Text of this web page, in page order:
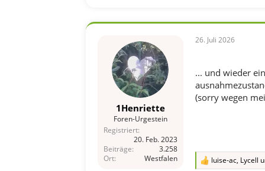
e
n
:
1Henriette
Foren-Urgestein
Registriert
20. Feb. 2023
Beiträge
3.258
Ort
Westfalen
26. Juli 2026
... und wieder
(sorry wegen
R
luise-ac, Lycell